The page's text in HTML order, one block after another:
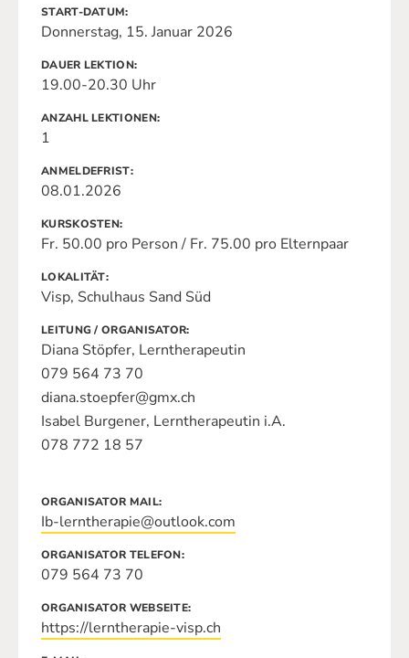
START-DATUM
Donnerstag, 15. Januar 2026
DAUER LEKTION
19.00-20.30 Uhr
ANZAHL LEKTIONEN
1
ANMELDEFRIST
08.01.2026
KURSKOSTEN
Fr. 50.00 pro Person / Fr. 75.00 pro Elternpaar
LOKALITÄT
Visp, Schulhaus Sand Süd
LEITUNG / ORGANISATOR
Diana Stöpfer, Lerntherapeutin
079 564 73 70
diana.stoepfer@gmx.ch
Isabel Burgener, Lerntherapeutin i.A.
078 772 18 57
ORGANISATOR MAIL
Ib-lerntherapie@outlook.com
ORGANISATOR TELEFON
079 564 73 70
ORGANISATOR WEBSEITE
https://lerntherapie-visp.ch